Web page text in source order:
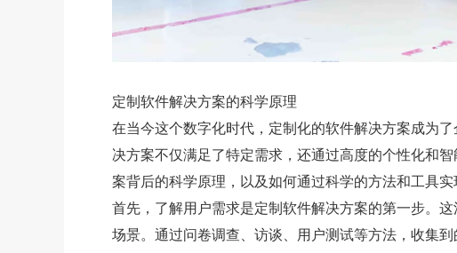
定制软件解决方案的科学原理
在当今这个数字化时代，定制化的软件解决方案成为
决方案不仅满足了特定需求，还通过高度的个性化和
案背后的科学原理，以及如何通过科学的方法和工具实
首先，了解用户需求是定制软件解决方案的第一步。
场景。通过问卷调查、访谈、用户测试等方法，收集